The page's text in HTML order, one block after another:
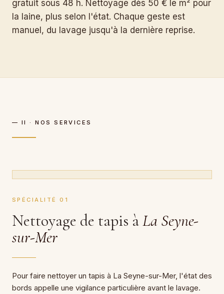
gratuit sous 48 h. Nettoyage dès 50 € le m² pour
la laine, plus selon l'état. Chaque geste est
manuel, du lavage jusqu'à la dernière reprise.
— II · NOS SERVICES
SPÉCIALITÉ 01
Nettoyage de tapis àLa Seyne-
sur-Mer
Pour faire nettoyer un tapis à La Seyne-sur-Mer, l'état des
bords appelle une vigilance particulière avant le lavage.